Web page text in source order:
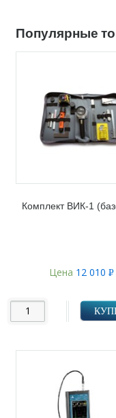
Популярные
Комплект ВИК-1
Цена 12 010 Р